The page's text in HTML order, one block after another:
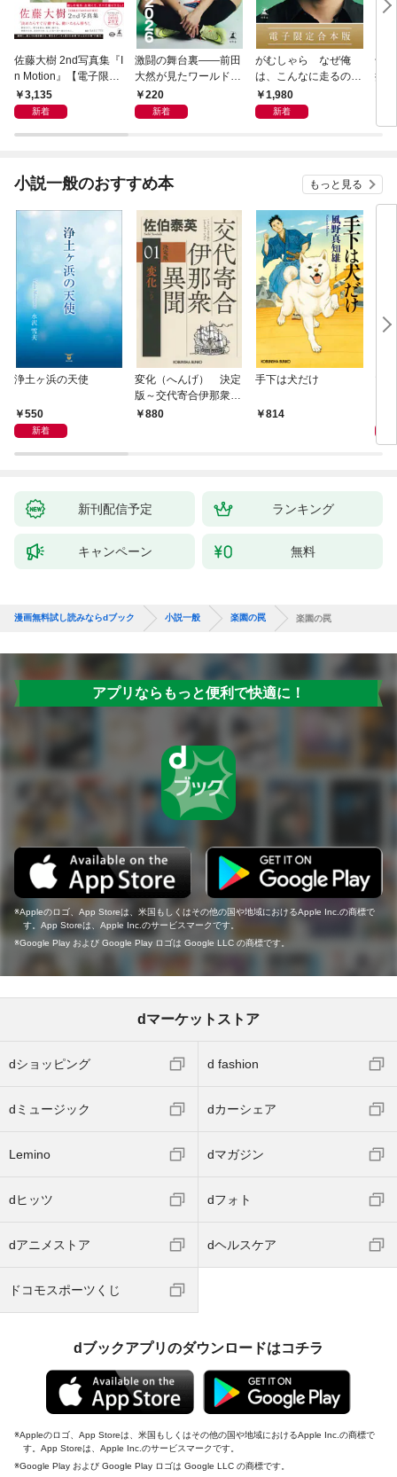
佐藤大樹 2nd写真集『I
n Motion』【電子限定
動画特典付き】
3,135
新着
激闘の舞台裏――前田
大然が見たワールドカ
ップ2026
220
新着
がむしゃら なぜ俺
は、こんなに走るのか
——。【電子限定合本
版】
1,980
新着
千
捕
小説一般のおすすめ本 もっと見る
浄土ヶ浜の天使
550
新着
変化（へんげ） 決定
版～交代寄合伊那衆異
聞（1）～
880
手下は犬だけ
814
新刊配信予定 ランキング
キャンペーン 無料
漫画無料試し読みならdブック 小説一般 楽園の罠 楽園の罠
アプリならもっと便利で快適に！
Appleのロゴ、App Storeは、米国もしくはその他の国や地域におけるApple Inc.の商標で
す。App Storeは、Apple Inc.のサービスマークです。
Google Play および Google Play ロゴは Google LLC の商標です。
dマーケットストア
dショッピング d fashion
dミュージック dカーシェア
Lemino dマガジン
dヒッツ dフォト
dアニメストア dヘルスケア
ドコモスポーツくじ
dブックアプリのダウンロードはコチラ
Appleのロゴ、App Storeは、米国もしくはその他の国や地域におけるApple Inc.の商標で
す。App Storeは、Apple Inc.のサービスマークです。
Google Play および Google Play ロゴは Google LLC の商標です。